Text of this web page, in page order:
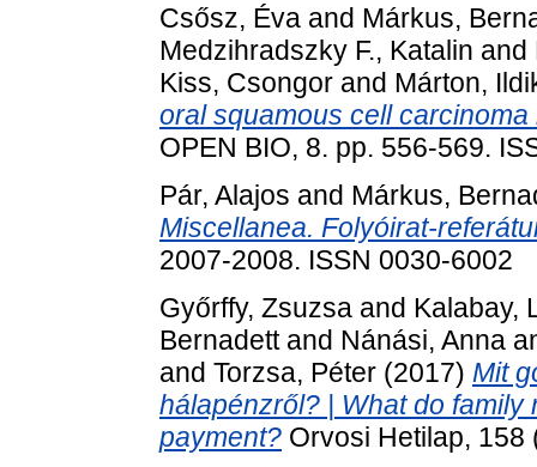
Csősz, Éva and Márkus,
Medzihradszky F., Katalin and
Kiss, Csongor and Márton,
oral squamous cell
OPEN BIO, 8. pp. 556-569.
Pár, Alajos and Márkus,
Miscellanea. Folyóirat-
2007-2008. ISSN 0030-6002
Győrffy, Zsuzsa and Kalabay,
Bernadettand Nánási, Anna
and Torzsa, Péter (2017) Mit
hálapénzről? | What do
payment? Orvosi Hetilap, 158